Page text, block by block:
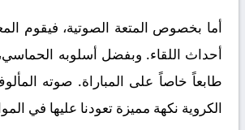
أما بخصوص المتعة الصوتية، فيقوم
أحداث اللقاء. وبفضل أسلوبه
طابعاً خاصاً على المباراة. صوته
الكروية نكهة مميزة تعودنا عليها في